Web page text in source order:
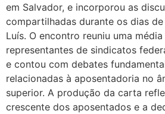
em Salvador, e incorporou as
compartilhadas durante os dias
Luís. O encontro reuniu uma
representantes de sindicatos
e contou com debates
relacionadas à aposentadoria no
superior. A produção da carta
crescente dos aposentados e a